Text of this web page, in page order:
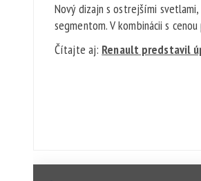
Nový dizajn s ostrejšími
segmentom. V kombinácii s
Čítajte aj: Renault predstavil